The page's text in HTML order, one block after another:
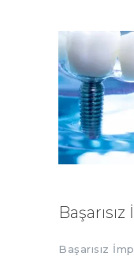
Başarısız